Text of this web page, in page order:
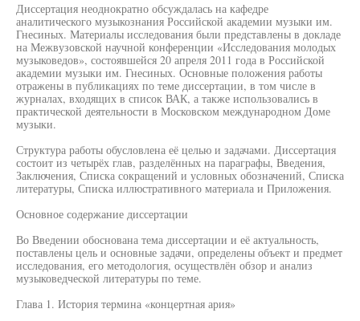
Диссертация неоднократно обсуждалась на кафедре
аналитического музыкознания Российской академии музыки им.
Гнесиных. Материалы исследования были представлены в докладе
на Межвузовской научной конференции «Исследования молодых
музыковедов», состоявшейся 20 апреля 2011 года в Российской
академии музыки им. Гнесиных. Основные положения работы
отражены в публикациях по теме диссертации, в том числе в
журналах, входящих в список ВАК, а также использовались в
практической деятельности в Московском международном Доме
музыки.
Структура работы обусловлена её целью и задачами. Диссертация
состоит из четырёх глав, разделённых на параграфы, Введения,
Заключения, Списка сокращений и условных обозначений, Списка
литературы, Списка иллюстративного материала и Приложения.
Основное содержание диссертации
Во Введении обоснована тема диссертации и её актуальность,
поставлены цель и основные задачи, определены объект и предмет
исследования, его методология, осуществлён обзор и анализ
музыковедческой литературы по теме.
Глава 1. История термина «концертная ария»